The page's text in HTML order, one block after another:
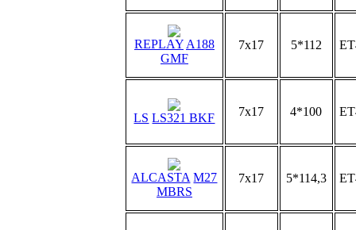
REPLAY A188
GMF
7x17 5*112
LS LS321 BKF 7x17 4*100
ALCASTA M27
MBRS
7x17 5*114,3